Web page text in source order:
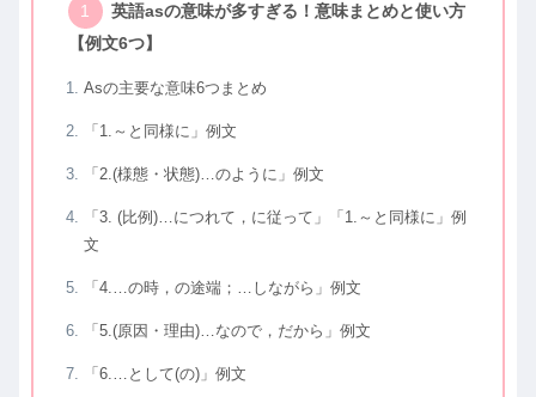
英語asの意味が多すぎる！意味まとめと使い方
【例文6つ】
Asの主要な意味6つまとめ
「1.～と同様に」例文
「2.(様態・状態)…のように」例文
「3. (比例)…につれて，に従って」「1.～と同様に」例
文
「4.…の時，の途端；…しながら」例文
「5.(原因・理由)…なので，だから」例文
「6.…として(の)」例文